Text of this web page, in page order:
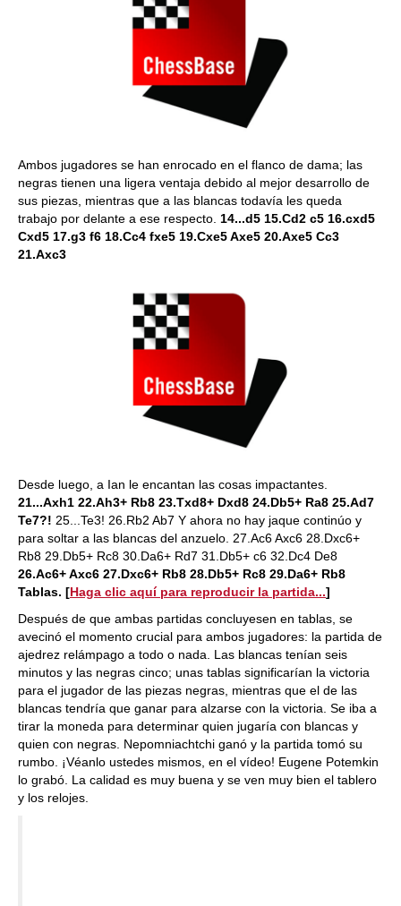
Ambos jugadores se han enrocado en el flanco de dama; las
negras tienen una ligera ventaja debido al mejor desarrollo de
sus piezas, mientras que a las blancas todavía les queda
trabajo por delante a ese respecto. 14...d5 15.Cd2 c5 16.cxd5
Cxd5 17.g3 f6 18.Cc4 fxe5 19.Cxe5 Axe5 20.Axe5 Cc3
21.Axc3
Desde luego, a Ian le encantan las cosas impactantes.
21...Axh1 22.Ah3+ Rb8 23.Txd8+ Dxd8 24.Db5+ Ra8 25.Ad7
Te7?! 25...Te3! 26.Rb2 Ab7 Y ahora no hay jaque continúo y
para soltar a las blancas del anzuelo. 27.Ac6 Axc6 28.Dxc6+
Rb8 29.Db5+ Rc8 30.Da6+ Rd7 31.Db5+ c6 32.Dc4 De8
26.Ac6+ Axc6 27.Dxc6+ Rb8 28.Db5+ Rc8 29.Da6+ Rb8
Tablas. [Haga clic aquí para reproducir la partida...]
Después de que ambas partidas concluyesen en tablas, se
avecinó el momento crucial para ambos jugadores: la partida de
ajedrez relámpago a todo o nada. Las blancas tenían seis
minutos y las negras cinco; unas tablas significarían la victoria
para el jugador de las piezas negras, mientras que el de las
blancas tendría que ganar para alzarse con la victoria. Se iba a
tirar la moneda para determinar quien jugaría con blancas y
quien con negras. Nepomniachtchi ganó y la partida tomó su
rumbo. ¡Véanlo ustedes mismos, en el vídeo! Eugene Potemkin
lo grabó. La calidad es muy buena y se ven muy bien el tablero
y los relojes.